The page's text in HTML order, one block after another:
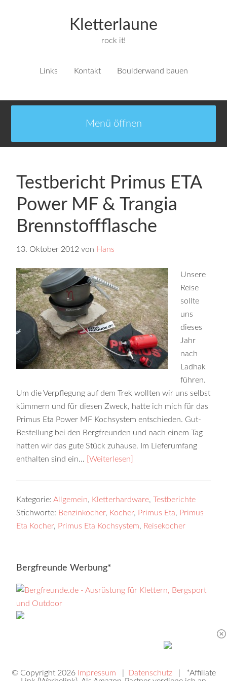
Kletterlaune
rock it!
Links Kontakt Boulderwand bauen
Testbericht Primus ETA
Power MF & Trangia
Brennstoffflasche
13. Oktober 2012 von Hans
Unsere
Reise
sollte
uns
dieses
Jahr
nach
Ladhak
führen.
Um die Verpflegung auf dem Trek wollten wir uns selbst
kümmern und für diesen Zweck, hatte ich mich für das
Primus Eta Power MF Kochsystem entschieden. Gut-
Bestellung bei den Bergfreunden und nach einem Tag
hatten wir das gute Stück zuhause. Im Lieferumfang
enthalten sind ein…
[Weiterlesen]
Kategorie:Allgemein, Kletterhardware,Testberichte
Stichworte: Benzinkocher, Kocher, Primus Eta, Primus
Eta Kocher, Primus Eta Kochsystem, Reisekocher
Bergfreunde Werbung*
© Copyright 2026 Impressum Datenschutz| *Affiliate